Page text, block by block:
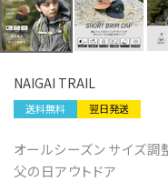
NAIGAI TRAIL
送料無料 翌日発送
オールシーズン サイズ調
父の日アウトドア